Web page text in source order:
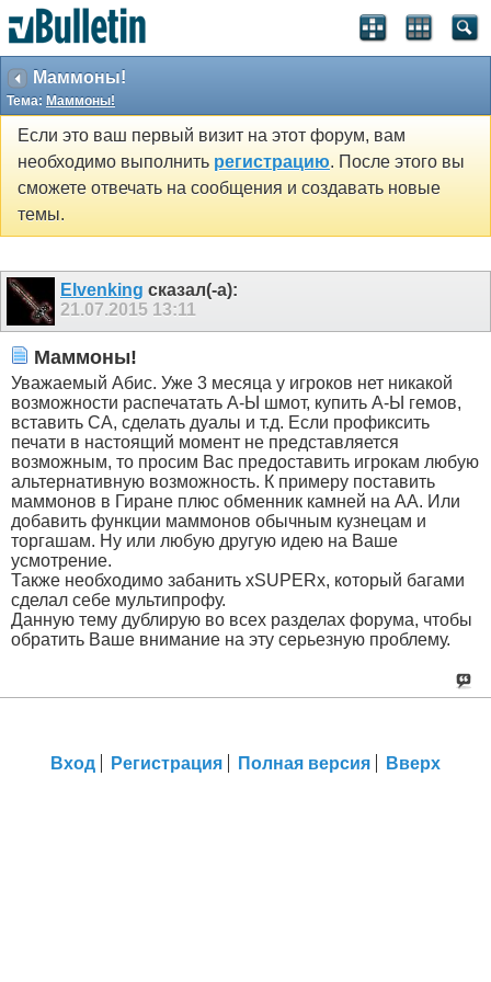
Маммоны!
Тема: Маммоны!
Если это ваш первый визит на этот форум, вам
необходимо выполнить регистрацию. После этого вы
сможете отвечать на сообщения и создавать новые
темы.
Elvenking сказал(-а):
21.07.2015 13:11
Маммоны!
Уважаемый Абис. Уже 3 месяца у игроков нет никакой
возможности распечатать А-Ы шмот, купить А-Ы гемов,
вставить СА, сделать дуалы и т.д. Если профиксить
печати в настоящий момент не представляется
возможным, то просим Вас предоставить игрокам любую
альтернативную возможность. К примеру поставить
маммонов в Гиране плюс обменник камней на АА. Или
добавить функции маммонов обычным кузнецам и
торгашам. Ну или любую другую идею на Ваше
усмотрение.
Также необходимо забанить xSUPERx, который багами
сделал себе мультипрофу.
Данную тему дублирую во всех разделах форума, чтобы
обратить Ваше внимание на эту серьезную проблему.
Вход Регистрация Полная версия Вверх